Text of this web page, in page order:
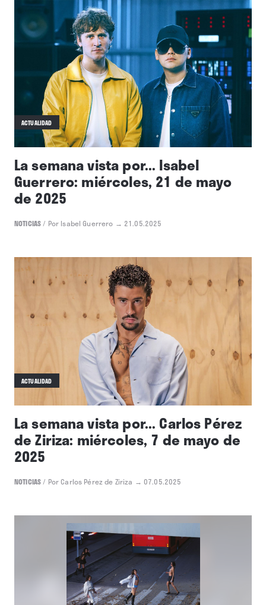
ACTUALIDAD
La semana vista por... Isabel
Guerrero: miércoles, 21 de mayo
de 2025
NOTICIAS/ Por Isabel Guerrero → 21.05.2025
ACTUALIDAD
La semana vista por... Carlos Pérez
de Ziriza: miércoles, 7 de mayo de
2025
NOTICIAS/ Por Carlos Pérez de Ziriza → 07.05.2025